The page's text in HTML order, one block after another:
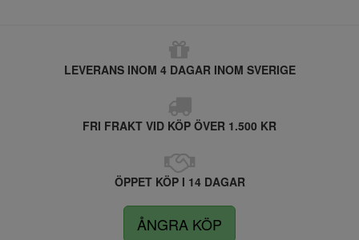
LEVERANS INOM 4 DAGAR INOM SVERIGE
FRI FRAKT VID KÖP ÖVER 1.500 KR
ÖPPET KÖP I 14 DAGAR
ÅNGRA KÖP